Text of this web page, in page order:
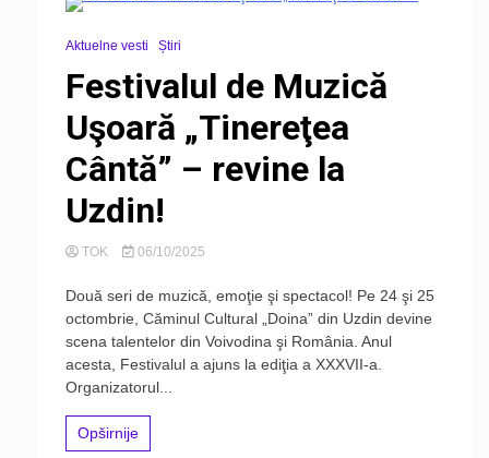
Aktuelne vesti Știri
Festivalul de Muzică
Uşoară „Tinereţea
Cântă” – revine la
Uzdin!
TOK 06/10/2025
Două seri de muzică, emoţie şi spectacol! Pe 24 şi 25
octombrie, Căminul Cultural „Doina” din Uzdin devine
scena talentelor din Voivodina şi România. Anul
acesta, Festivalul a ajuns la ediţia a XXXVII-a.
Organizatorul...
Opširnije